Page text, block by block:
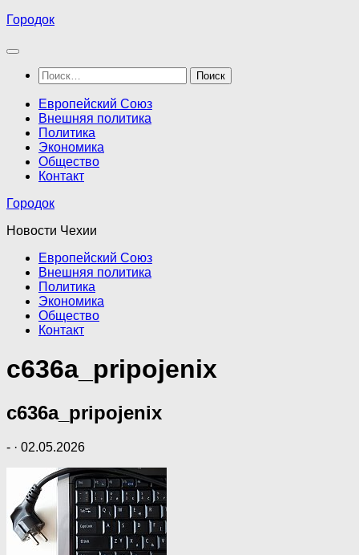
Перейти
содержимому
Городок
Найти:
Европейский Союз
Внешняя политика
Политика
Экономика
Общество
Контакт
Городок
Новости Чехии
Европейский Союз
Внешняя политика
Политика
Экономика
Общество
Контакт
c636a_pripojenix
c636a_pripojenix
- · 02.05.2026